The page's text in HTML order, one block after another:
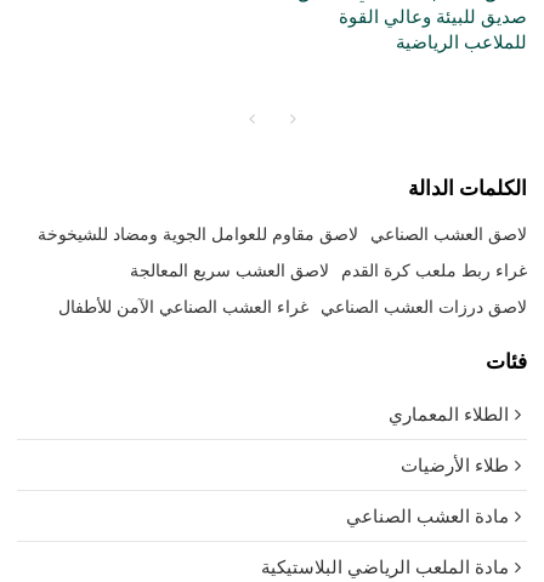
صديق للبيئة وعالي القوة
للملاعب الرياضية
الكلمات الدالة
لاصق العشب الصناعي لاصق مقاوم للعوامل الجوية ومضاد للشيخوخة
غراء ربط ملعب كرة القدم لاصق العشب سريع المعالجة
لاصق درزات العشب الصناعي غراء العشب الصناعي الآمن للأطفال
فئات
الطلاء المعماري
طلاء الأرضيات
مادة العشب الصناعي
مادة الملعب الرياضي البلاستيكية